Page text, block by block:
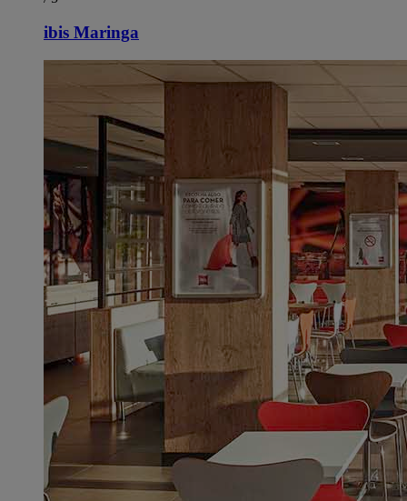
ibis Maringa